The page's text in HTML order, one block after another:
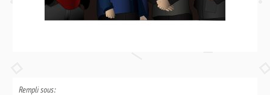
Rempli sous: